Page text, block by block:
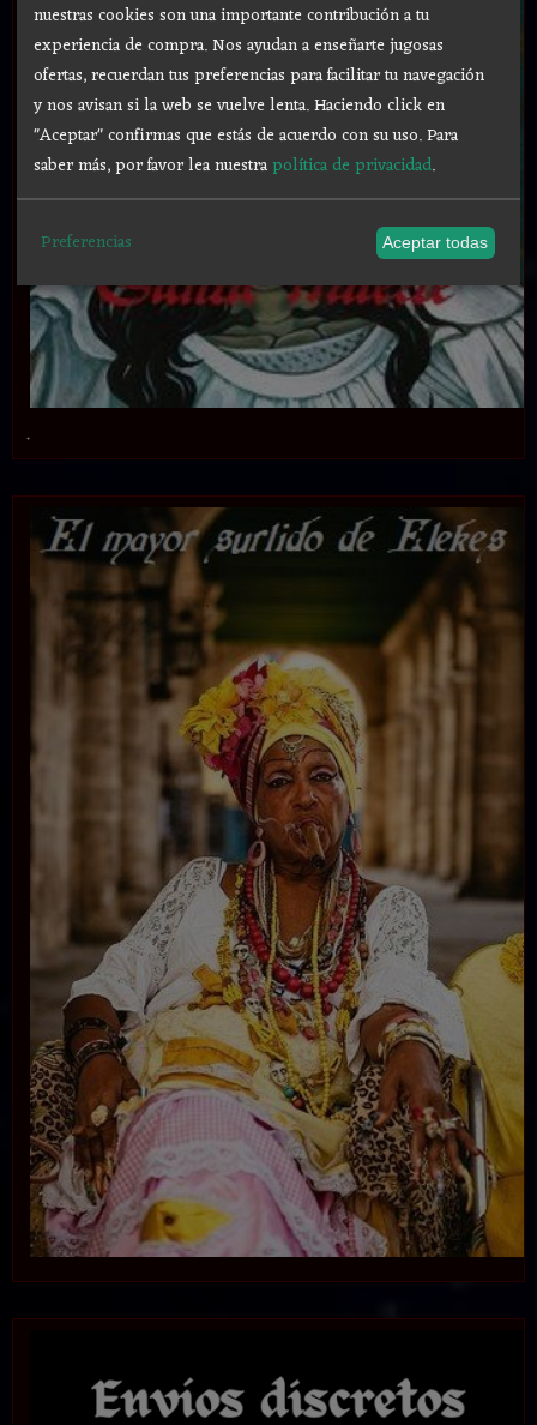
.
nuestras cookies son una importante contribución a tu
experiencia de compra. Nos ayudan a enseñarte jugosas
ofertas, recuerdan tus preferencias para facilitar tu navegación
y nos avisan si la web se vuelve lenta. Haciendo click en
"Aceptar" confirmas que estás de acuerdo con su uso.Para
saber más, por favor lea nuestrapolítica de privacidad.
Preferencias Aceptar todas